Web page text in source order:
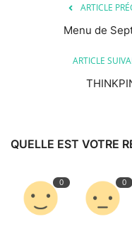
ARTICLE
Menu de
ARTICLE
QUELLE EST VOTRE
0 0